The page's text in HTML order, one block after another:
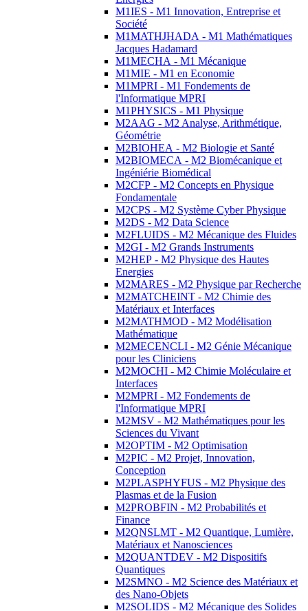
M1IES - M1 Innovation, Entreprise et
Société
M1MATHJHADA - M1 Mathématiques
Jacques Hadamard
M1MECHA - M1 Mécanique
M1MIE - M1 en Economie
M1MPRI - M1 Fondements de
l'Informatique MPRI
M1PHYSICS - M1 Physique
M2AAG - M2 Analyse, Arithmétique,
Géométrie
M2BIOHEA - M2 Biologie et Santé
M2BIOMECA - M2 Biomécanique et
Ingéniérie Biomédical
M2CFP - M2 Concepts en Physique
Fondamentale
M2CPS - M2 Système Cyber Physique
M2DS - M2 Data Science
M2FLUIDS - M2 Mécanique des Fluides
M2GI - M2 Grands Instruments
M2HEP - M2 Physique des Hautes
Energies
M2MARES - M2 Physique par Recherche
M2MATCHEINT - M2 Chimie des
Matériaux et Interfaces
M2MATHMOD - M2 Modélisation
Mathématique
M2MECENCLI - M2 Génie Mécanique
pour les Cliniciens
M2MOCHI - M2 Chimie Moléculaire et
Interfaces
M2MPRI - M2 Fondements de
l'Informatique MPRI
M2MSV - M2 Mathématiques pour les
Sciences du Vivant
M2OPTIM - M2 Optimisation
M2PIC - M2 Projet, Innovation,
Conception
M2PLASPHYFUS - M2 Physique des
Plasmas et de la Fusion
M2PROBFIN - M2 Probabilités et
Finance
M2QNSLMT - M2 Quantique, Lumière,
Matériaux et Nanosciences
M2QUANTDEV - M2 Dispositifs
Quantiques
M2SMNO - M2 Science des Matériaux et
des Nano-Objets
M2SOLIDS - M2 Mécanique des Solides